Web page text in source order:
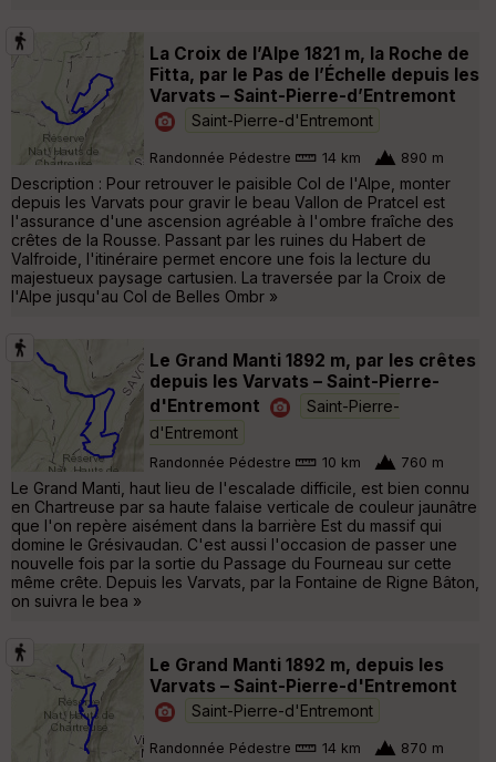
La Croix de l’Alpe 1821 m, la Roche de
Fitta, par le Pas de l’Échelle depuis les
Varvats – Saint-Pierre-d’Entremont
Saint-Pierre-d'Entremont
Randonnée Pédestre 14 km 890 m
Description : Pour retrouver le paisible Col de l'Alpe, monter
depuis les Varvats pour gravir le beau Vallon de Pratcel est
l'assurance d'une ascension agréable à l'ombre fraîche des
crêtes de la Rousse. Passant par les ruines du Habert de
Valfroide, l'itinéraire permet encore une fois la lecture du
majestueux paysage cartusien. La traversée par la Croix de
l'Alpe jusqu'au Col de Belles Ombr »
Le Grand Manti 1892 m, par les crêtes
depuis les Varvats – Saint-Pierre-
d'Entremont
Saint-Pierre-
d'Entremont
Randonnée Pédestre 10 km 760 m
Le Grand Manti, haut lieu de l'escalade difficile, est bien connu
en Chartreuse par sa haute falaise verticale de couleur jaunâtre
que l'on repère aisément dans la barrière Est du massif qui
domine le Grésivaudan. C'est aussi l'occasion de passer une
nouvelle fois par la sortie du Passage du Fourneau sur cette
même crête. Depuis les Varvats, par la Fontaine de Rigne Bâton,
on suivra le bea »
Le Grand Manti 1892 m, depuis les
Varvats – Saint-Pierre-d'Entremont
Saint-Pierre-d'Entremont
Randonnée Pédestre 14 km 870 m